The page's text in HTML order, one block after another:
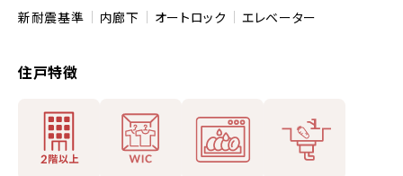
新耐震基準 内廊下 オートロック エレベーター
住戸特徴